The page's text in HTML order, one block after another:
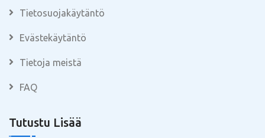
Tietosuojakäytäntö
Evästekäytäntö
Tietoja meistä
FAQ
Tutustu Lisää